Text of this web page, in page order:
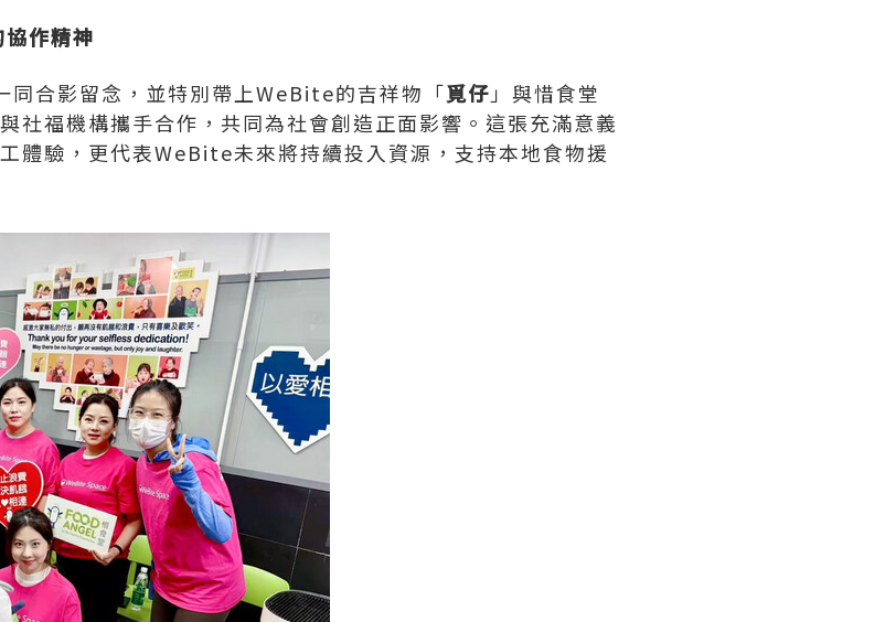
作精神
合影留念，並特別帶上WeBite的吉祥物「覓仔 」與惜食堂
社福機構攜手合作，共同為社會創造正面影響。這張充滿意義
體驗，更代表WeBite未來將持續投入資源，支持本地食物援